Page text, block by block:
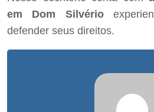
em Dom Silvério
defender seus direitos.